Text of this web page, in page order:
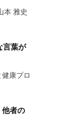
本 雅史
言葉が
康プロ
者の